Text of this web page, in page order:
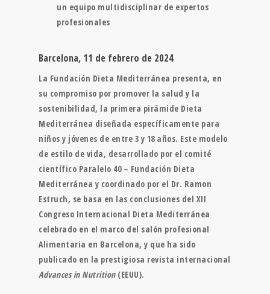
un equipo multidisciplinar de expertos
profesionales
Barcelona, 11 de febrero de 2024
La Fundación Dieta Mediterránea presenta, en
su compromiso por promover la salud y la
sostenibilidad, la primera pirámide Dieta
Mediterránea diseñada específicamente para
niños y jóvenes de entre 3 y 18 años. Este modelo
de estilo de vida, desarrollado por el comité
científico Paralelo 40 – Fundación Dieta
Mediterránea y coordinado por el Dr. Ramon
Estruch, se basa en las conclusiones del XII
Congreso Internacional Dieta Mediterránea
celebrado en el marco del salón profesional
Alimentaria en Barcelona, y que ha sido
publicado en la prestigiosa revista internacional
Advances in Nutrition (EEUU).